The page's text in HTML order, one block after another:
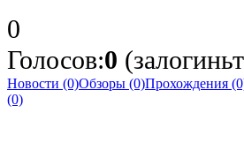
0
Голосов:0
Новости (0)Обзоры (0)Прохождения
(0)